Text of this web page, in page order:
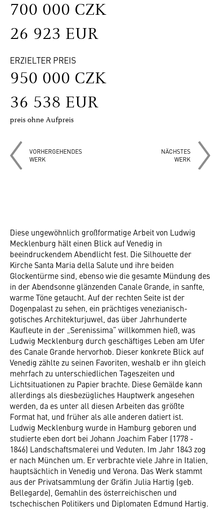
700 000 CZK
26 923 EUR
ERZIELTER PREIS
950 000 CZK
36 538 EUR
preis ohne Aufpreis
VORHERGEHENDES
WERK
NÄCHSTES
WERK
Diese ungewöhnlich großformatige Arbeit von Ludwig
Mecklenburg hält einen Blick auf Venedig in
beeindruckendem Abendlicht fest. Die Silhouette der
Kirche Santa Maria della Salute und ihre beiden
Glockentürme sind, ebenso wie die gesamte Mündung des
in der Abendsonne glänzenden Canale Grande, in sanfte,
warme Töne getaucht. Auf der rechten Seite ist der
Dogenpalast zu sehen, ein prächtiges venezianisch-
gotisches Architekturjuwel, das über Jahrhunderte
Kaufleute in der „Serenissima“ willkommen hieß, was
Ludwig Mecklenburg durch geschäftiges Leben am Ufer
des Canale Grande hervorhob. Dieser konkrete Blick auf
Venedig zählte zu seinen Favoriten, weshalb er ihn gleich
mehrfach zu unterschiedlichen Tageszeiten und
Lichtsituationen zu Papier brachte. Diese Gemälde kann
allerdings als diesbezügliches Hauptwerk angesehen
werden, da es unter all diesen Arbeiten das größte
Format hat, und früher als alle anderen datiert ist.
Ludwig Mecklenburg wurde in Hamburg geboren und
studierte eben dort bei Johann Joachim Faber (1778 -
1846) Landschaftsmalerei und Veduten. Im Jahr 1843 zog
er nach München um. Er verbrachte viele Jahre in Italien,
hauptsächlich in Venedig und Verona. Das Werk stammt
aus der Privatsammlung der Gräfin Julia Hartig (geb.
Bellegarde), Gemahlin des österreichischen und
tschechischen Politikers und Diplomaten Edmund Hartig.